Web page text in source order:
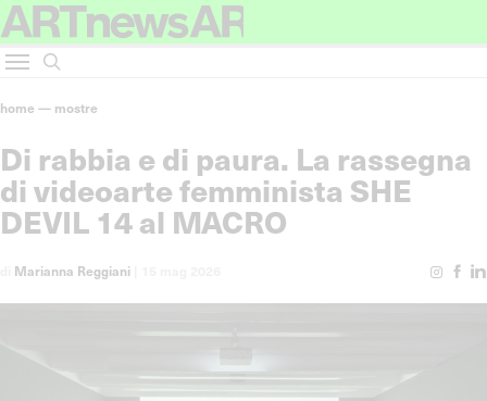
home — mostre
Di rabbia e di paura. La rassegna
di videoarte femminista SHE
DEVIL 14 al MACRO
Marianna Reggiani